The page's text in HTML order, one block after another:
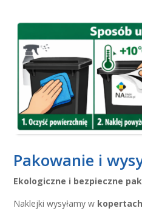
Pakowanie i
Ekologiczne i bezpieczne
Naklejki wysyłamy w